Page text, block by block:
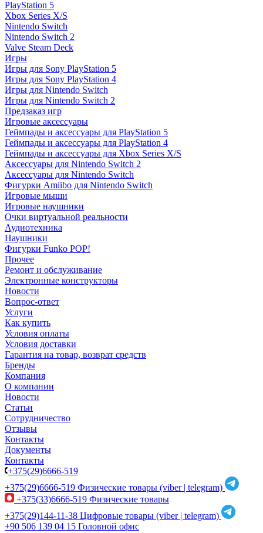
PlayStation 5
Xbox Series X/S
Nintendo Switch
Nintendo Switch 2
Valve Steam Deck
Игры
Игры для Sony PlayStation 5
Игры для Sony PlayStation 4
Игры для Nintendo Switch
Игры для Nintendo Switch 2
Предзаказ игр
Игровые аксессуары
Геймпады и аксессуары для PlayStation 5
Геймпады и аксессуары для PlayStation 4
Геймпады и аксессуары для Xbox Series X/S
Аксессуары для Nintendo Switch 2
Аксессуары для Nintendo Switch
Фигурки Amiibo для Nintendo Switch
Игровые мыши
Игровые наушники
Очки виртуальной реальности
Аудиотехника
Наушники
Фигурки Funko POP!
Прочее
Ремонт и обслуживание
Электронные конструкторы
Новости
Вопрос-ответ
Услуги
Как купить
Условия оплаты
Условия доставки
Гарантия на товар, возврат средств
Бренды
Компания
О компании
Новости
Статьи
Сотрудничество
Отзывы
Контакты
Документы
Контакты
+375(29)6666-519
+375(29)6666-519 Физические товары (viber | telegram)
+375(33)6666-519 Физические товары
+375(29)144-11-38 Цифровые товары (viber | telegram)
+90 506 139 04 15 Головной офис